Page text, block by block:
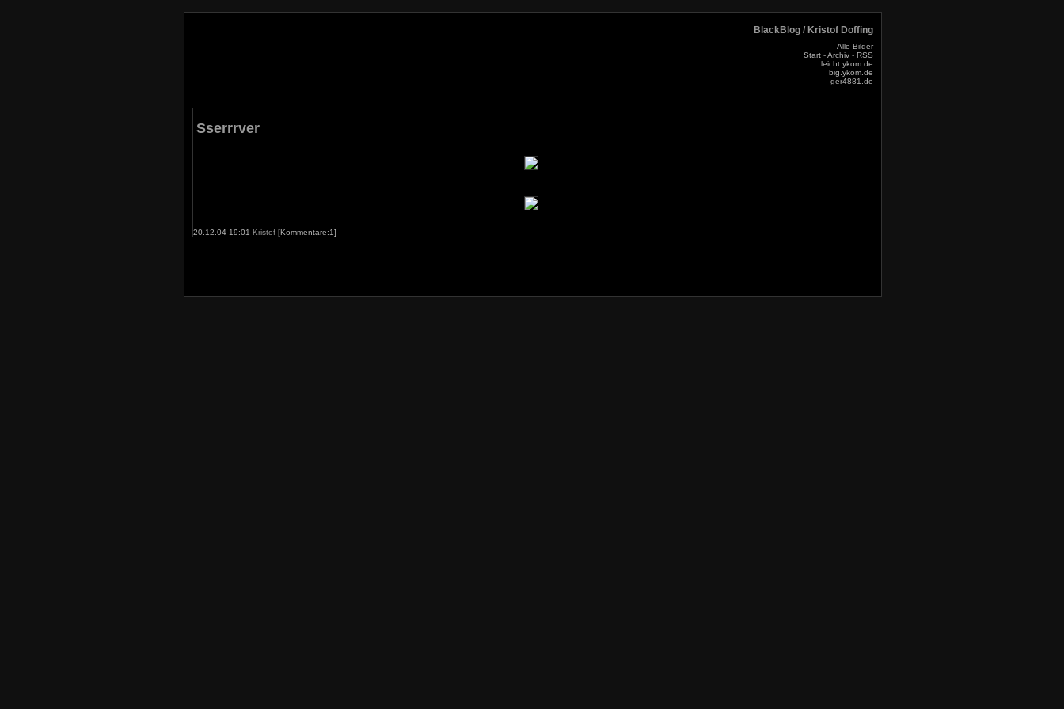
BlackBlog / Kristof Doffing
Alle Bilder
Start -Archiv - RSS
leicht.ykom.de
big.ykom.de
ger4881.de
Sserrrver
20.12.04 19:01 Kristof [Kommentare:1]